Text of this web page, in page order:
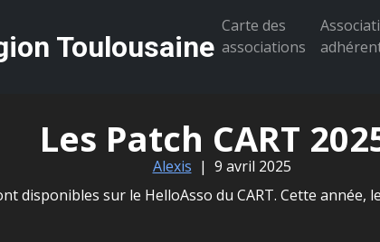
Toulousaine
Carte des
associations
Les Patch CART
Alexis | 9 avril 2025
disponibles sur le HelloAsso du CART. Cette